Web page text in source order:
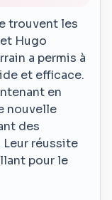
trouvent les
Hugo
a permis à
et efficace.
en
nouvelle
des
Leur réussite
pour le